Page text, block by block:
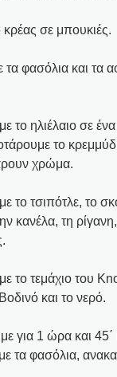
σε μπουκιές.
τα φασόλια και τα
το ηλιέλαιο σε
το
χρώμα.
το τσιπότλε, το
κανέλα, τη
το τεμάχιο του
και το νερό.
για 1 ώρα και 45΄
τα φασόλια,